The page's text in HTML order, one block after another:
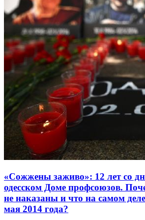
«Сожжены заживо»: 12 лет со
одесском Доме профсоюзов.
не наказаны и что на самом
мая 2014 года?